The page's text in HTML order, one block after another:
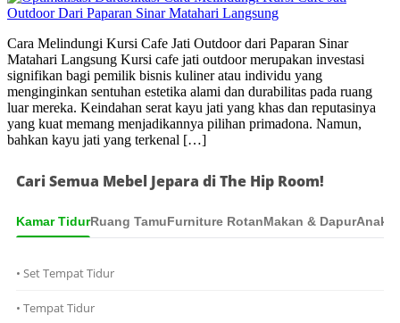
Cara Melindungi Kursi Cafe Jati Outdoor dari Paparan Sinar
Matahari Langsung Kursi cafe jati outdoor merupakan investasi
signifikan bagi pemilik bisnis kuliner atau individu yang
menginginkan sentuhan estetika alami dan durabilitas pada ruang
luar mereka. Keindahan serat kayu jati yang khas dan reputasinya
yang kuat memang menjadikannya pilihan primadona. Namun,
bahkan kayu jati yang terkenal […]
Cari Semua Mebel Jepara di The Hip Room!
Kamar TidurRuang TamuFurniture RotanMakan & DapurAnak
• Set Tempat Tidur
• Tempat Tidur